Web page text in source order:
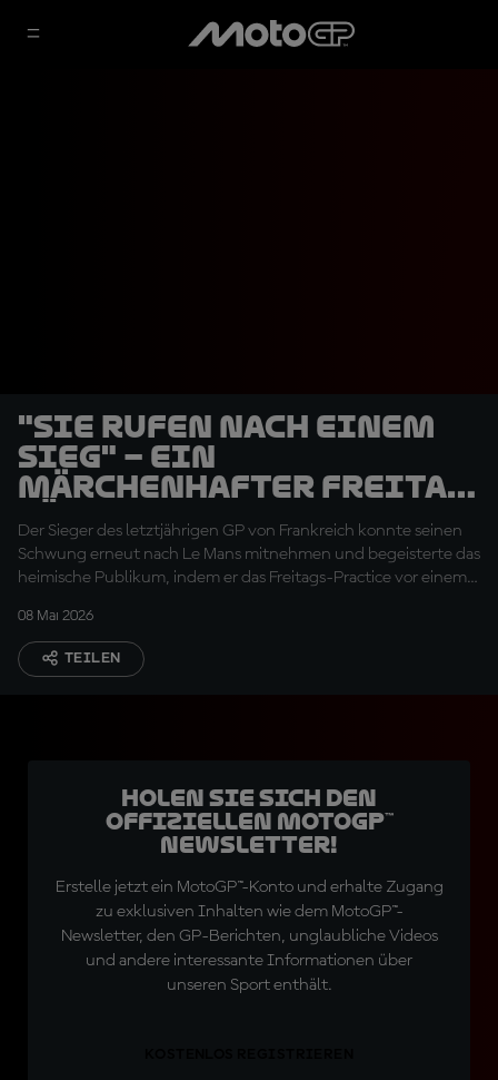
"Sie rufen nach einem
Sieg" – Ein
märchenhafter Freitag
für Zarco
Der Sieger des letztjährigen GP von Frankreich konnte seinen
Schwung erneut nach Le Mans mitnehmen und begeisterte das
heimische Publikum, indem er das Freitags-Practice vor einem
08 Mai 2026
TEILEN
Holen Sie sich den
offiziellen MotoGP™
Newsletter!
Erstelle jetzt ein MotoGP™-Konto und erhalte Zugang
zu exklusiven Inhalten wie dem MotoGP™-
Newsletter, den GP-Berichten, unglaubliche Videos
und andere interessante Informationen über
unseren Sport enthält.